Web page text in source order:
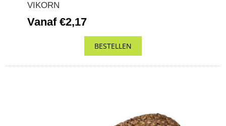
VIKORN
Vanaf €2,17